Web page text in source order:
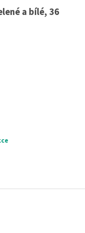
a bílé, 36